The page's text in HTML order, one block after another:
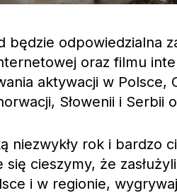
będzie odpowiedzialna
oraz filmu
aktywacji w Polsce,
Słowenii i Serbii
niezwykły rok i bardzo
się cieszymy, że
i w regionie,